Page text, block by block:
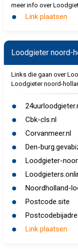
meer info over
Link plaatsen
Loodgieter noord-
Links die gaan over
Loodgieter noord-
Cbk-cls.nl
Corvanmeer.nl
Den-
Loodgieter-
Noordholland-
Postcode.site
Link plaatsen